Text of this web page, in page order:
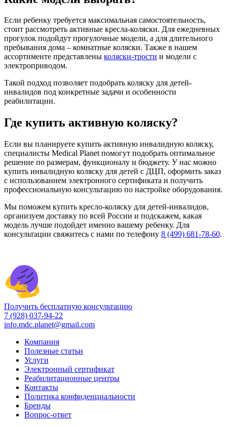
Если ребенку требуется максимальная самостоятельность,
стоит рассмотреть активные кресла-коляски. Для ежедневных
прогулок подойдут прогулочные модели, а для длительного
пребывания дома – комнатные коляски. Также в нашем
ассортименте представлены коляски-трости и модели с
электроприводом.
Такой подход позволяет подобрать коляску для детей-
инвалидов под конкретные задачи и особенности
реабилитации.
Где купить активную коляску?
Если вы планируете купить активную инвалидную коляску,
специалисты Medical Planet помогут подобрать оптимальное
решение по размерам, функционалу и бюджету. У нас можно
купить инвалидную коляску для детей с ДЦП, оформить заказ
с использованием электронного сертификата и получить
профессиональную консультацию по настройке оборудования.
Мы поможем купить кресло-коляску для детей-инвалидов,
организуем доставку по всей России и подскажем, какая
модель лучше подойдет именно вашему ребенку. Для
консультации свяжитесь с нами по телефону 8 (499) 681-78-60.
Получить бесплатную консультацию
7 (928) 037-94-22
info.mdc.planet@gmail.com
Компания
Полезные статьи
Услуги
Электронный сертификат
Реабилитационные центры
Контакты
Политика конфиденциальности
Бренды
Вопрос-ответ